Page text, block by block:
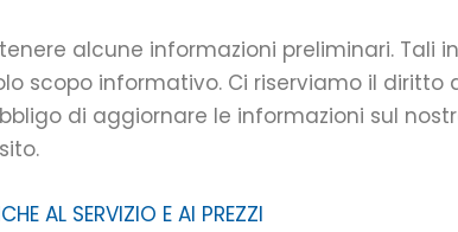
alcune informazioni preliminari. Tali
scopo informativo. Ci riserviamo il
di aggiornare le informazioni sul
AL SERVIZIO E AI PREZZI